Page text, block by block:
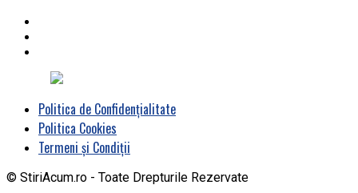
Politica de Confidențialitate
Politica Cookies
Termeni și Condiții
© StiriAcum.ro - Toate Drepturile Rezervate